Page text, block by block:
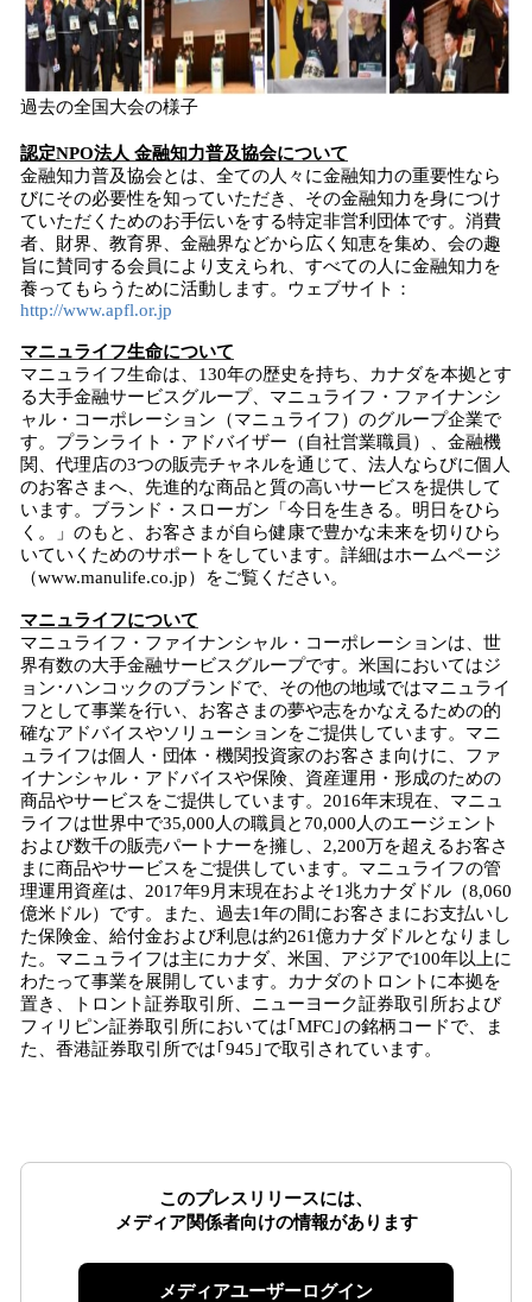
過去の全国大会の様子
認定NPO法人 金融知力普及協会について
金融知力普及協会とは、全ての人々に金融知力の重要性なら
びにその必要性を知っていただき、その金融知力を身につけ
ていただくためのお手伝いをする特定非営利団体です。消費
者、財界、教育界、金融界などから広く知恵を集め、会の趣
旨に賛同する会員により支えられ、すべての人に金融知力を
養ってもらうために活動します。ウェブサイト：
http://www.apfl.or.jp
マニュライフ生命について
マニュライフ生命は、130年の歴史を持ち、カナダを本拠とす
る大手金融サービスグループ、マニュライフ・ファイナンシ
ャル・コーポレーション（マニュライフ）のグループ企業で
す。プランライト・アドバイザー（自社営業職員）、金融機
関、代理店の3つの販売チャネルを通じて、法人ならびに個人
のお客さまへ、先進的な商品と質の高いサービスを提供して
います。ブランド・スローガン「今日を生きる。明日をひら
く。」のもと、お客さまが自ら健康で豊かな未来を切りひら
いていくためのサポートをしています。詳細はホームページ
（www.manulife.co.jp）をご覧ください。
マニュライフについて
マニュライフ・ファイナンシャル・コーポレーションは、世
界有数の大手金融サービスグループです。米国においてはジ
ョン･ハンコックのブランドで、その他の地域ではマニュライ
フとして事業を行い、お客さまの夢や志をかなえるための的
確なアドバイスやソリューションをご提供しています。マニ
ュライフは個人・団体・機関投資家のお客さま向けに、ファ
イナンシャル・アドバイスや保険、資産運用・形成のための
商品やサービスをご提供しています。2016年末現在、マニュ
ライフは世界中で35,000人の職員と70,000人のエージェント
および数千の販売パートナーを擁し、2,200万を超えるお客さ
まに商品やサービスをご提供しています。マニュライフの管
理運用資産は、2017年9月末現在およそ1兆カナダドル（8,060
億米ドル）です。また、過去1年の間にお客さまにお支払いし
た保険金、給付金および利息は約261億カナダドルとなりまし
た。マニュライフは主にカナダ、米国、アジアで100年以上に
わたって事業を展開しています。カナダのトロントに本拠を
置き、トロント証券取引所、ニューヨーク証券取引所および
フィリピン証券取引所においては｢MFC｣の銘柄コードで、ま
た、香港証券取引所では｢945｣で取引されています。
このプレスリリースには、
メディア関係者向けの情報があります
メディアユーザーログイン